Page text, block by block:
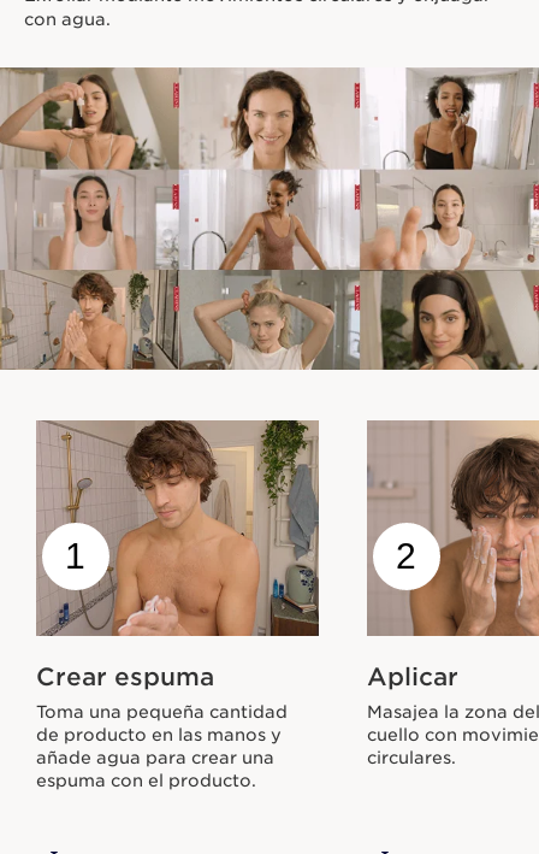
con agua.
1
Crear espuma
Toma una pequeña cantidad
de producto en las manos y
añade agua para crear una
espuma con el producto.
2
Aplicar
Masajea la zona
cuello con
circulares.